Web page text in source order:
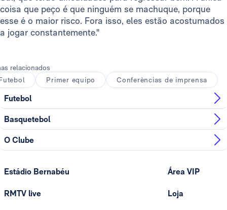
coisa que peço é que ninguém se machuque, porque
esse é o maior risco. Fora isso, eles estão acostumados
a jogar constantemente."
relacionados
Primer equipo Conferèncias de imprensa
Futebol
Basquetebol
O Clube
Estádio Bernabéu
RMTV live
Área VIP
Loja